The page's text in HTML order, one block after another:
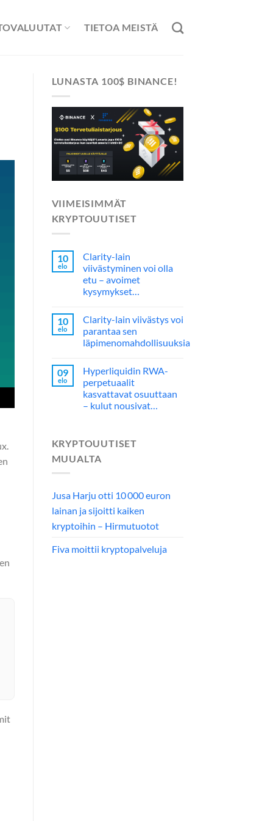
TIETOA MEISTÄ
LUNASTA 100$ BINANCE!
VIIMEISIMMÄT
KRYPTOUUTISET
10
elo
Clarity-lain
viivästyminen voi olla
etu – avoimet
kysymykset…
10
elo
Clarity-lain viivästys voi
parantaa sen
läpimenomahdollisuuksia
09
elo
Hyperliquidin RWA-
perpetuaalit
kasvattavat osuuttaan
– kulut nousivat…
KRYPTOUUTISET
MUUALTA
Jusa Harju otti 10 000 euron
lainan ja sijoitti kaiken
kryptoihin – Hirmutuotot
Fiva moittii kryptopalveluja